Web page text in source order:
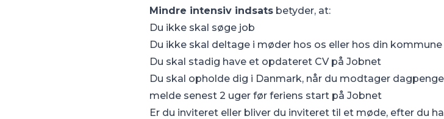
Mindre intensiv indsats betyder, at:
Du ikke skal søge job
Du ikke skal deltage i møder hos os eller hos din kommune
Du skal stadig have et opdateret CV påJobnet
Du skal opholde dig i Danmark, når du modtager
melde senest 2 uger før feriens start på Jobnet
Er du inviteret eller bliver du inviteret til et møde, efter du